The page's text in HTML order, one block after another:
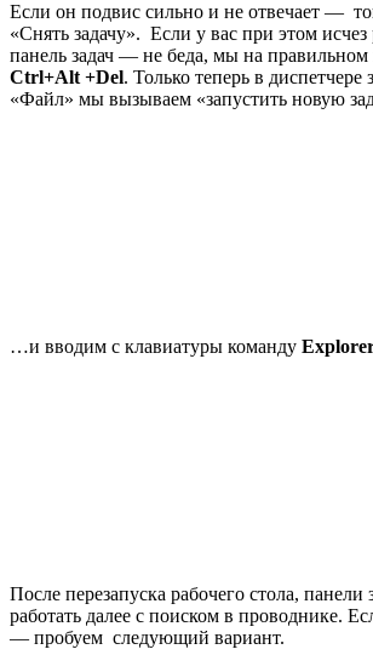
Если он подвис сильно и не отвечает —
«Снять задачу». Если у вас при этом исчез
панель задач — не беда, мы на
Ctrl+Alt +Del. Только теперь в диспетчере
«Файл» мы вызываем «запустить новую
…и вводим с клавиатуры команду
После перезапуска рабочего стола, панели
работать далее с поиском в проводнике.
— пробуем следующий вариант.